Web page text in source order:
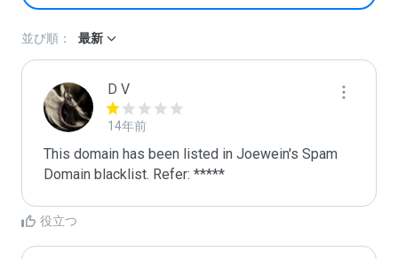
並び順： 最新
D V
14年前
This domain has been listed in Joewein's Spam
Domain blacklist. Refer: *****
役立つ